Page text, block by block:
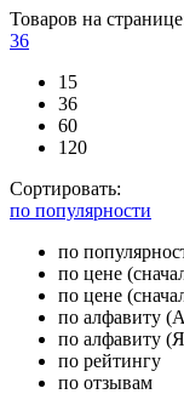
Товаров на
36
15
36
60
120
Сортировать:
по популярности
по
по цене
по цене
по алфавиту
по алфавиту
по рейтингу
по отзывам